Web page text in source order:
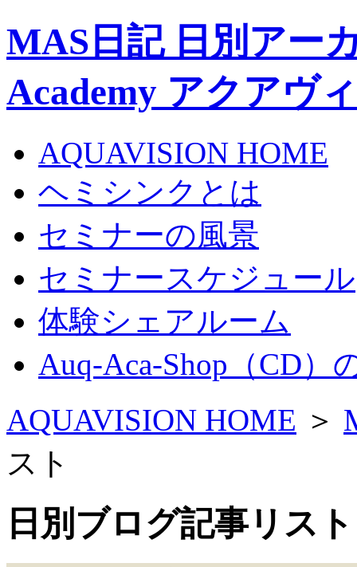
MAS日記 日別アー
Academy アクアヴ
AQUAVISION HOME
ヘミシンクとは
セミナーの風景
セミナースケジュール
体験シェアルーム
Auq-Aca-Shop（CD）
AQUAVISION HOME ＞
スト
日別ブログ記事リスト